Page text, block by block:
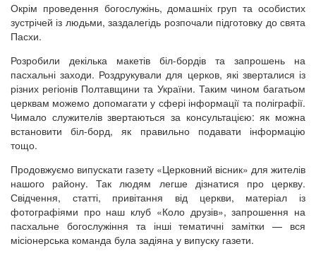
Окрім проведення богослужінь, домашніх груп та особистих
зустрічей із людьми, заздалегідь розпочали підготовку до свята
Пасхи.
Розробили декілька макетів біл-бордів та запрошень на
пасхальні заходи. Роздрукували для церков, які зверталися із
різних регіонів Полтавщини та України. Таким чином багатьом
церквам можемо допомагати у сфері інформації та поліграфії.
Чимало служителів звертаються за консультацією: як можна
встановити біл-борд, як правильно подавати інформацію
тощо.
Продовжуємо випускати газету «Церковний вісник» для жителів
нашого району. Так людям легше дізнатися про церкву.
Свідчення, статті, привітання від церкви, матеріал із
фотографіями про наш клуб «Коло друзів», запрошення на
пасхальне богослужіння та інші тематичні замітки — вся
місіонерська команда була задіяна у випуску газети.